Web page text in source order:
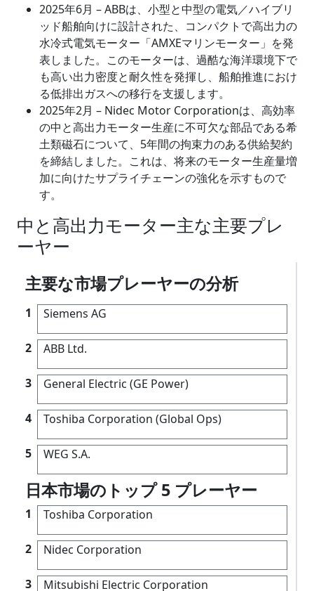
2025年6月 –ABBは、小型と中型の電気／ハイブリ
ッド船舶向けに設計された、コンパクトで高出力の
水冷式電気モーター「AMXEマリンモーター」を発
表しました。このモーターは、過酷な海洋環境下で
も高い出力密度と耐久性を発揮し、船舶推進におけ
る低排出ガスへの移行を支援します。
2025年2月 – Nidec Motor Corporationは、高効率
の中と高出力モーター生産に不可欠な部品である希
土類磁石について、5年間の拘束力のある供給契約
を締結しました。これは、将来のモーター生産量増
加に向けたサプライチェーンの強化を示すもので
す。
中と高出力モーター主な主要プレ
ーヤー
主要な市場プレーヤーの分析
1 Siemens AG
2 ABB Ltd.
3 General Electric (GE Power)
4 Toshiba Corporation (Global Ops)
5 WEG S.A.
日本市場のトップ 5 プレーヤー
1 Toshiba Corporation
2 Nidec Corporation
3 Mitsubishi Electric Corporation